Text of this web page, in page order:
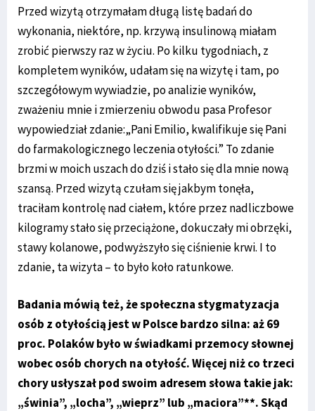
Przed wizytą otrzymałam długą listę badań do
wykonania, niektóre, np. krzywą insulinową miałam
zrobić pierwszy raz w życiu. Po kilku tygodniach, z
kompletem wyników, udałam się na wizytę i tam, po
szczegółowym wywiadzie, po analizie wyników,
zważeniu mnie i zmierzeniu obwodu pasa Profesor
wypowiedział zdanie:„Pani Emilio, kwalifikuje się Pani
do farmakologicznego leczenia otyłości.” To zdanie
brzmi w moich uszach do dziś i stało się dla mnie nową
szansą. Przed wizytą czułam się jakbym tonęła,
traciłam kontrolę nad ciałem, które przez nadliczbowe
kilogramy stało się przeciążone, dokuczały mi obrzęki,
stawy kolanowe, podwyższyło się ciśnienie krwi. I to
zdanie, ta wizyta – to było koło ratunkowe.
Badania mówią też, że społeczna stygmatyzacja
osób z otyłością jest w Polsce bardzo silna: aż 69
proc. Polaków było w świadkami przemocy słownej
wobec osób chorych na otyłość. Więcej niż co trzeci
chory usłyszał pod swoim adresem słowa takie jak:
„świnia”, „locha”, „wieprz” lub „maciora”**. Skąd